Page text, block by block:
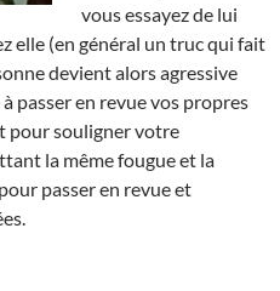
vous essayez de lui
elle (en général un truc qui fait
devient alors agressive
passer en revue vos propres
pour souligner votre
la même fougue et la
passer en revue et